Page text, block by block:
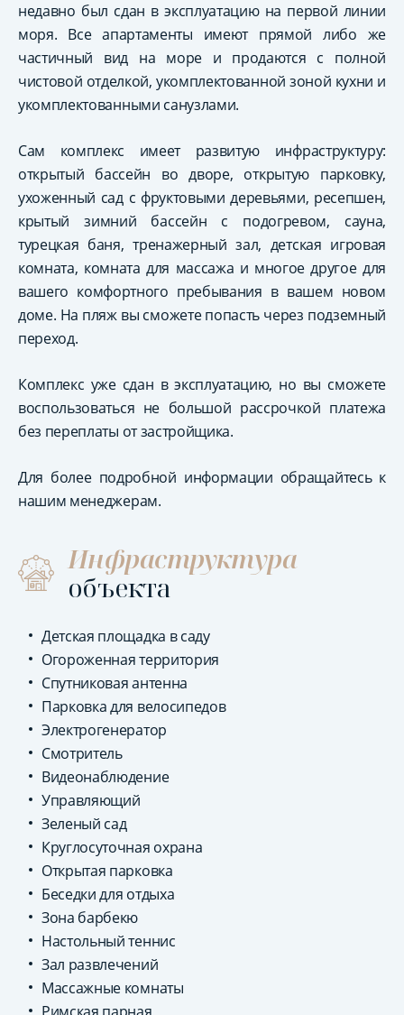
недавно был сдан в эксплуатацию на первой линии
моря. Все апартаменты имеют прямой либо же
частичный вид на море и продаются с полной
чистовой отделкой, укомплектованной зоной кухни и
укомплектованными санузлами.
Сам комплекс имеет развитую инфраструктуру:
открытый бассейн во дворе, открытую парковку,
ухоженный сад с фруктовыми деревьями, ресепшен,
крытый зимний бассейн с подогревом, сауна,
турецкая баня, тренажерный зал, детская игровая
комната, комната для массажа и многое другое для
вашего комфортного пребывания в вашем новом
доме. На пляж вы сможете попасть через подземный
переход.
Комплекс уже сдан в эксплуатацию, но вы сможете
воспользоваться не большой рассрочкой платежа
без переплаты от застройщика.
Для более подробной информации обращайтесь к
нашим менеджерам.
Инфраструктура
объекта
Детская площадка в саду
Огороженная территория
Спутниковая антенна
Парковка для велосипедов
Электрогенератор
Смотритель
Видеонаблюдение
Управляющий
Зеленый сад
Круглосуточная охрана
Открытая парковка
Беседки для отдыха
Зона барбекю
Настольный теннис
Зал развлечений
Массажные комнаты